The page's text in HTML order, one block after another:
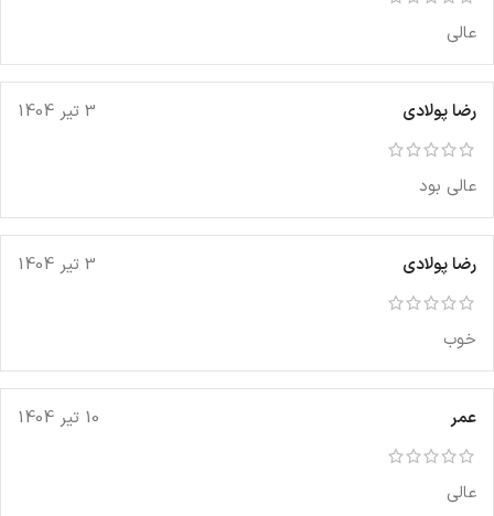
عالی
رضا پولادی 3 تیر 1404
عالی بود
رضا پولادی 3 تیر 1404
خوب
عمر 10 تیر 1404
عالی